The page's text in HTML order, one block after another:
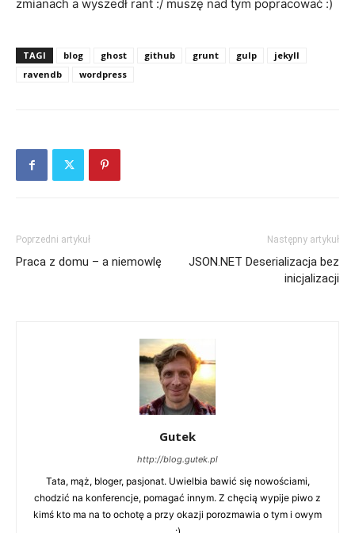
zmianach a wyszedł rant :/ muszę nad tym popracować :)
TAGI blog ghost github grunt gulp
jekyll
ravendb
wordpress
Poprzedni artykuł
Praca z domu – a niemowlę
Następny artykuł
JSON.NET Deserializacja bez
inicjalizacji
Gutek
http://blog.gutek.pl
Tata, mąż, bloger, pasjonat. Uwielbia bawić się nowościami,
chodzić na konferencje, pomagać innym. Z chęcią wypije piwo z
kimś kto ma na to ochotę a przy okazji porozmawia o tym i owym